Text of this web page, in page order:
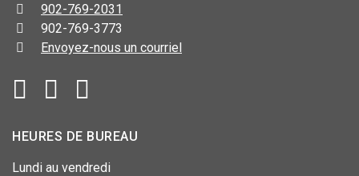
902-769-2031
902-769-3773
Envoyez-nous un courriel
HEURES DE BUREAU
Lundi au vendredi